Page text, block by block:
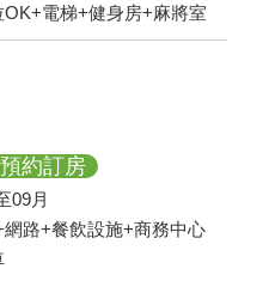
OK+電梯+健身房+麻將室
預約訂房
09月
網路+餐飲設施+商務中心